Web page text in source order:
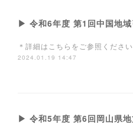
＊詳細はこちらをご参照ください
2024.01.19 14:47
▶ 令和5年度 第6回岡山県